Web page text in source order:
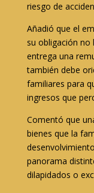
riesgo de
Añadió que el
su obligación
entrega una
también debe
familiares para
ingresos que
Comentó que
bienes que la
panorama
dilapidados o